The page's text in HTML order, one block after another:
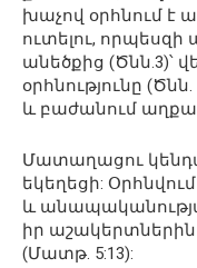
խաչով օրհնում է
ուտելու,
անեծքից (Ծնն.3)՝
օրհնությունը
և բաժանում
Մատաղացու
եկեղեցի:
և
իր աշակերտներին
(Մատթ. 5:13):